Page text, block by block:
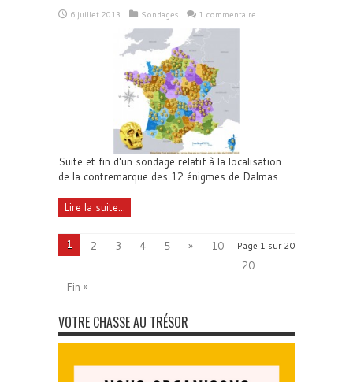
6 juillet 2013 Sondages 1 commentaire
Suite et fin d'un sondage relatif à la localisation
de la contremarque des 12 énigmes de Dalmas
Lire la suite...
Page 1 sur 20
1 2 3 4 5 »
10
20
Fin »
VOTRE CHASSE AU TRÉSOR